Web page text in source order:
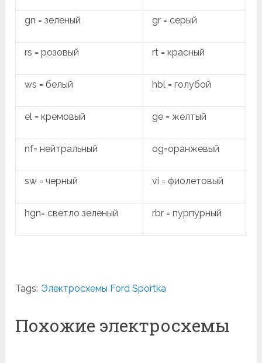
gn = зеленый gr = серый
rs = розовый rt = красный
ws = белый hbl = голубой
el = кремовый ge = желтый
nf= нейтральный og=оранжевый
sw = черный vi = фиолетовый
hgn= светло зеленый rbr = пурпурный
Tags: Электросхемы Ford Sportka
Похожие электросхемы